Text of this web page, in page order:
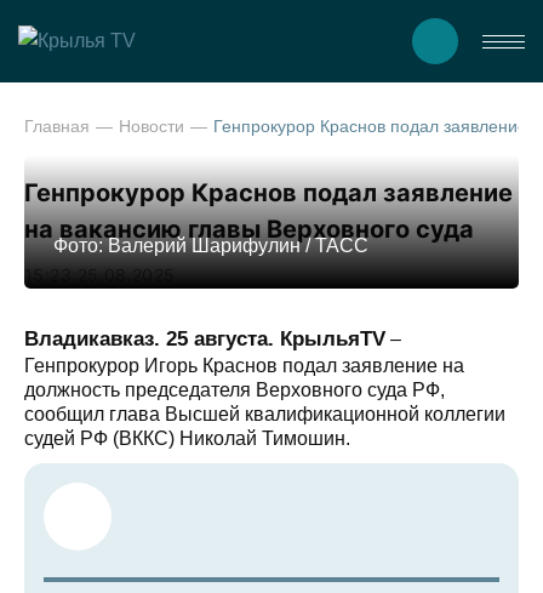
Главная Новости
Генпрокурор Краснов подал заявление
на вакансию главы Верховного суда
15:23 25.08.2025
Фото: Валерий Шарифулин / ТАСС
Владикавказ. 25 августа. КрыльяTV –
Генпрокурор Игорь Краснов подал заявление на
должность председателя Верховного суда РФ,
сообщил глава Высшей квалификационной коллегии
судей РФ (ВККС) Николай Тимошин.